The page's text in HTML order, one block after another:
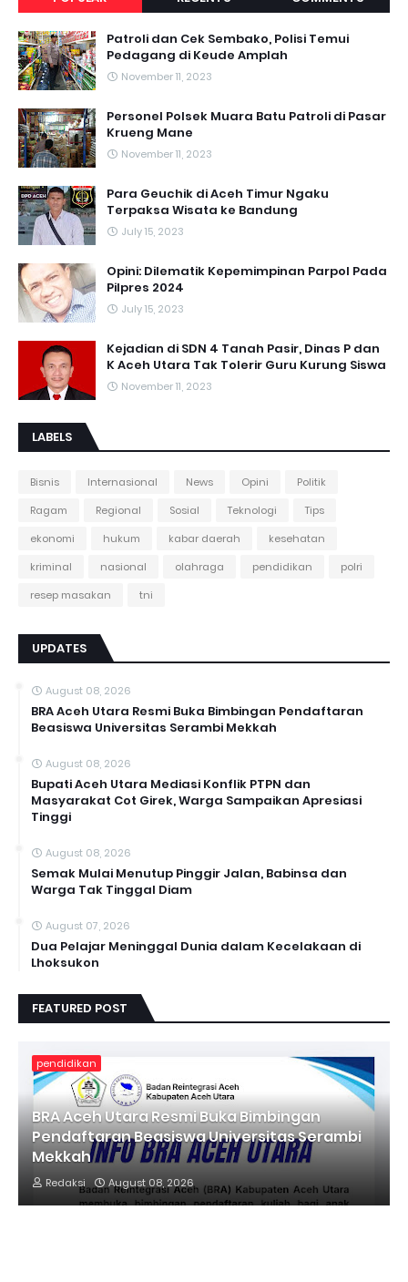
Patroli dan Cek Sembako, Polisi Temui
Pedagang di Keude Amplah
November 11, 2023
Personel Polsek Muara Batu Patroli di Pasar
Krueng Mane
November 11, 2023
Para Geuchik di Aceh Timur Ngaku
Terpaksa Wisata ke Bandung
July 15, 2023
Opini: Dilematik Kepemimpinan Parpol Pada
Pilpres 2024
July 15, 2023
Kejadian di SDN 4 Tanah Pasir, Dinas P dan
K Aceh Utara Tak Tolerir Guru Kurung Siswa
November 11, 2023
LABELS
Bisnis Internasional News Opini
Politik
Ragam
Regional Sosial Teknologi
Tips
ekonomi
hukum kabar daerah
kesehatan
kriminal
nasional olahraga pendidikan
polri
resep masakan
tni
UPDATES
August 08, 2026
BRA Aceh Utara Resmi Buka Bimbingan Pendaftaran
Beasiswa Universitas Serambi Mekkah
August 08, 2026
Bupati Aceh Utara Mediasi Konflik PTPN dan
Masyarakat Cot Girek, Warga Sampaikan Apresiasi
Tinggi
August 08, 2026
Semak Mulai Menutup Pinggir Jalan, Babinsa dan
Warga Tak Tinggal Diam
August 07, 2026
Dua Pelajar Meninggal Dunia dalam Kecelakaan di
Lhoksukon
FEATURED POST
pendidikan
BRA Aceh Utara Resmi Buka Bimbingan
Pendaftaran Beasiswa Universitas Serambi
Mekkah
Redaksi August 08, 2026